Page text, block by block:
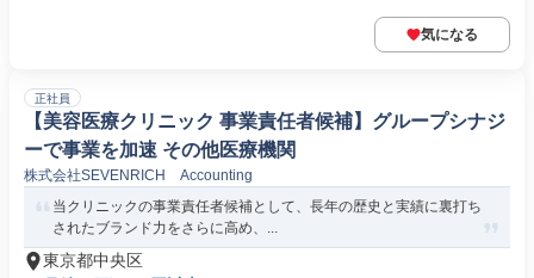
気になる
正社員
【美容医療クリニック 事業責任者候補】グループシナジ
ーで事業を加速 その他医療機関
株式会社SEVENRICH Accounting
当クリニックの事業責任者候補として、長年の歴史と実績に裏打ち
されたブランド力をさらに高め、...
東京都中央区